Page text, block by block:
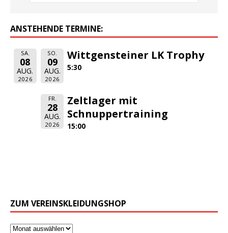
ANSTEHENDE TERMINE:
SA.
08
AUG.
2026
SO.
09
AUG.
2026
Wittgensteiner LK Trophy
5:30
FR.
28
AUG.
2026
Zeltlager mit
Schnuppertraining
15:00
ZUM VEREINSKLEIDUNGSHOP